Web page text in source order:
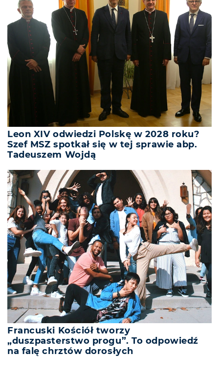
Leon XIV odwiedzi Polskę w 2028 roku?
Szef MSZ spotkał się w tej sprawie abp.
Tadeuszem Wojdą
Francuski Kościół tworzy
„duszpasterstwo progu”. To odpowiedź
na falę chrztów dorosłych